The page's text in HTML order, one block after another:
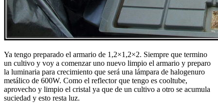
Ya tengo preparado el armario de 1,2×1,2×2. Siempre que termino
un cultivo y voy a comenzar uno nuevo limpio el armario y preparo
la luminaria para crecimiento que será una lámpara de halogenuro
metálico de 600W. Como el reflector que tengo es cooltube,
aprovecho y limpio el cristal ya que de un cultivo a otro se acumula
suciedad y esto resta luz.